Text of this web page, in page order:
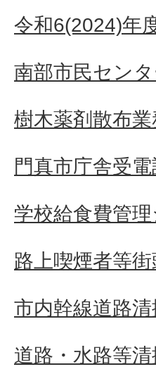
令和6(2024)年
南部市民セン
樹木薬剤散布
門真市庁舎受
学校給食費管
路上喫煙者等
市内幹線道路
道路・水路等